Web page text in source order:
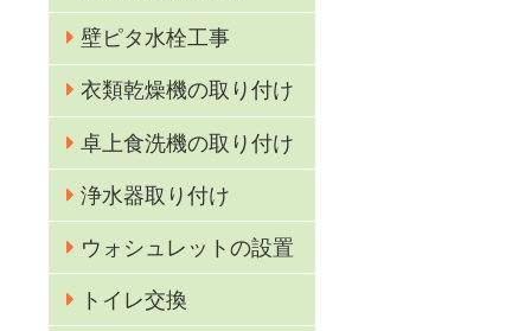
壁ピタ水栓工事
衣類乾燥機の取り付け
卓上食洗機の取り付け
浄水器取り付け
ウォシュレットの設置
トイレ交換